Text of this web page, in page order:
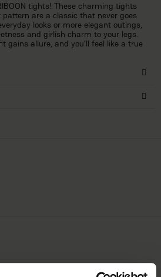
tights! These charming tights
are a classic that never goes
looks or more elegant outings,
and girlish charm to your legs.
gains allure, and you’ll feel like a true